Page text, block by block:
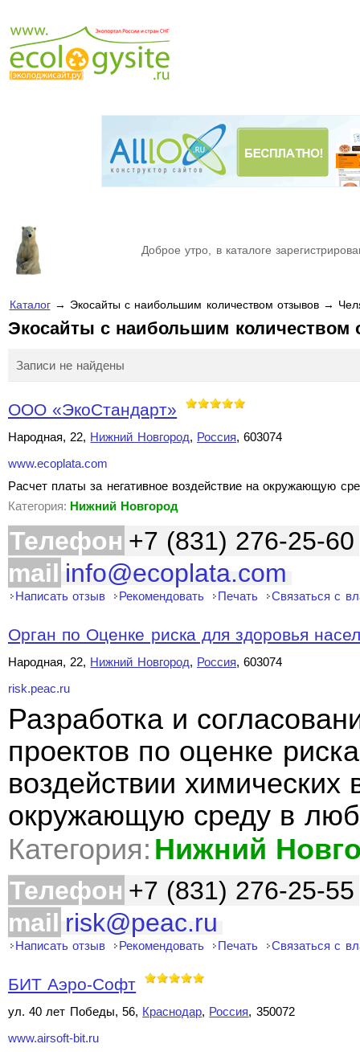
Доброе утро, в каталоге
Каталог→ Экосайты с наибольшим количеством отзывов →
Экосайты с наибольшим количеством
Записи не найдены
ООО «ЭкоСтандарт»
Народная, 22, Нижний Новгород, Россия, 603074
www.ecoplata.com
Расчет платы за негативное воздействие на окружающую
Категория: Нижний Новгород
Телефон +7 (831) 276-25-60
mail info@ecoplata.com
Написать отзыв Рекомендовать Печать Связаться с
Орган по Оценке риска для здоровья
Народная, 22, Нижний Новгород, Россия, 603074
risk.peac.ru
Разработка и
проектов по оценке
воздействии
окружающую среду в
Категория: Нижний
Телефон +7 (831) 276-25-55
mail risk@peac.ru
Написать отзыв Рекомендовать Печать Связаться с
БИТ Аэро-Софт
ул. 40 лет Победы, 56, Краснодар, Россия, 350072
www.airsoft-bit.ru